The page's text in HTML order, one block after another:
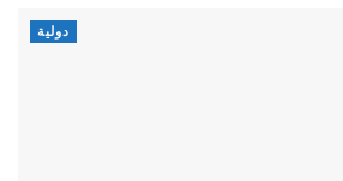
دولية